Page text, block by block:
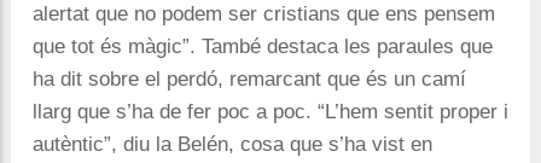
alertat que no podem ser cristians que ens pensem
que tot és màgic”. També destaca les paraules que
ha dit sobre el perdó, remarcant que és un camí
llarg que s’ha de fer poc a poc. “L’hem sentit proper i
autèntic”, diu la Belén, cosa que s’ha vist en